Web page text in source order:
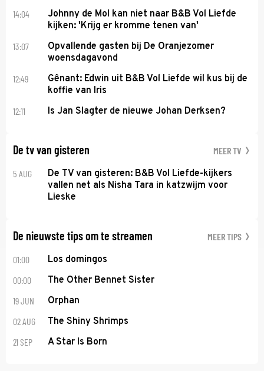
14:04
Johnny de Mol kan niet naar B&B Vol Liefde
kijken: 'Krijg er kromme tenen van'
13:07
Opvallende gasten bij De Oranjezomer
woensdagavond
12:49
Gênant: Edwin uit B&B Vol Liefde wil kus bij de
koffie van Iris
12:11 Is Jan Slagter de nieuwe Johan Derksen?
De tv van gisteren MEER TV
5 AUG
De TV van gisteren: B&B Vol Liefde-kijkers
vallen net als Nisha Tara in katzwijm voor
Lieske
De nieuwste tips om te streamen MEER TIPS
01:00 Los domingos
00:00 The Other Bennet Sister
19 JUN Orphan
02 AUG The Shiny Shrimps
21 SEP A Star Is Born